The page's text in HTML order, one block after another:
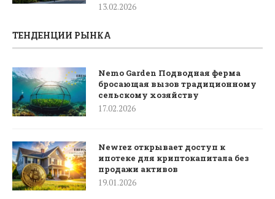
13.02.2026
ТЕНДЕНЦИИ РЫНКА
Nemo Garden Подводная ферма
бросающая вызов традиционному
сельскому хозяйству
17.02.2026
Newrez открывает доступ к
ипотеке для криптокапитала без
продажи активов
19.01.2026